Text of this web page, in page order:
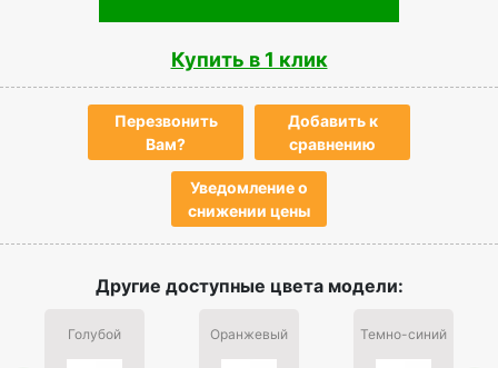
Купить в 1 клик
Перезвонить
Вам?
Добавить к
сравнению
Уведомление о
снижении цены
Другие доступные цвета модели:
Голубой Оранжевый Темно-синий